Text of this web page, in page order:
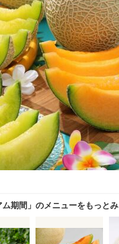
ム期間」のメニューをもっと